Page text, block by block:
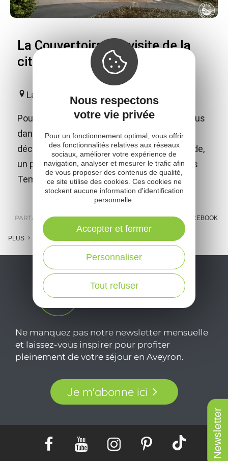
Newsletter
La Couvertoirade - visite de la
cité Templière Hospitalière
La Couvertoirade
Poussez les portes du temps et plongez-vous
dans la vie de cette cité médiévale ! Vous
découvrirez, seul ou accompagné d'une guide,
un patrimoine exceptionnel construit par les
Templiers puis les Hospitaliers.
PARTAGER : E-MAIL MESSENGER FACEBOOK
PLUS
Ne manquez pas notre newsletter mensuelle
et laissez-vous inspirer pour profiter
pleinement de votre séjour en Aveyron.
Je m'abonne ici
Nous respectons
votre vie privée
Pour un fonctionnement optimal, vous offrir
des fonctionnalités relatives aux réseaux
sociaux, améliorer votre expérience de
navigation, analyser et mesurer le trafic afin
de vous proposer des contenus de qualité,
ce site utilise des cookies. Ces cookies ne
stockent aucune information d'identification
personnelle.
Tout refuser
Personnaliser
Accepter et fermer